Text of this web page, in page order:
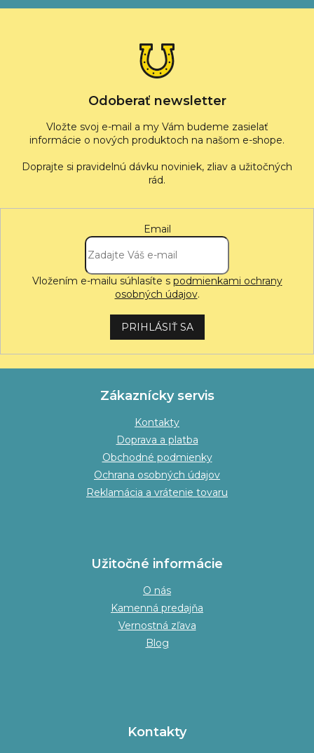
á
Odoberať newsletter
Vložte svoj e-mail a my Vám budeme zasielať
informácie o nových produktoch na našom e-shope.
Email
Vložením e-mailu súhlasíte s podmienkami ochrany
osobných údajov.
PRIHLÁSIŤ SA
Zákaznícky servis
Kontakty
Doprava a platba
Obchodné podmienky
Ochrana osobných údajov
Reklamácia a vrátenie tovaru
Užitočné informácie
O nás
Kamenná predajňa
Vernostná zľava
Blog
Kontakty